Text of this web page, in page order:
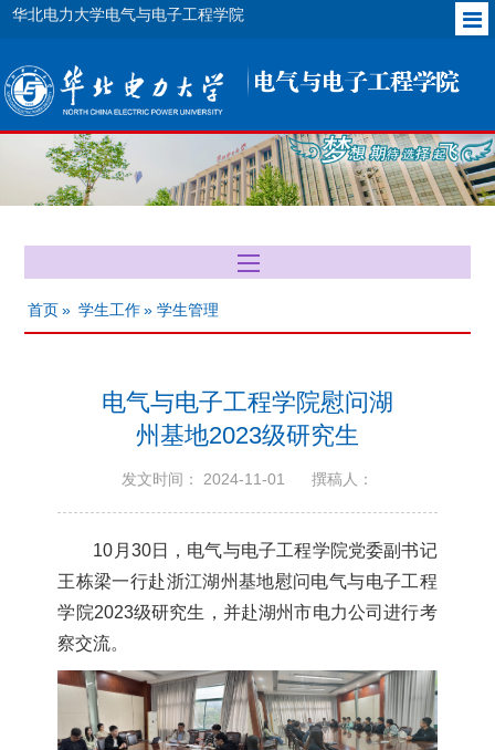
华北电力大学电气与电子工程学院
首页 » 学生工作 » 学生管理
电气与电子工程学院慰问湖
州基地2023级研究生
发文时间： 2024-11-01 撰稿人：
10月30日，电气与电子工程学院党委副书记
王栋梁一行赴浙江湖州基地慰问电气与电子工程
学院2023级研究生，并赴湖州市电力公司进行考
察交流。